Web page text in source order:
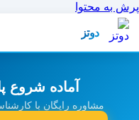
پرش به محتوا
دوتز
آماده شروع
مشاوره رایگان با